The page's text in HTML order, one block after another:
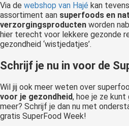
Via de webshop van Hajé kan
assortiment aan superfoods en
verzorgingsproducten worden
hier terecht voor lekkere gezonde
gezondheid ‘wistjedatjes’.
Schrijf je nu in voor de
Wil jij ook meer weten over
voor je gezondheid, hoe je ze kunt
meer? Schrijf je dan nu met
gratis SuperFood Week!